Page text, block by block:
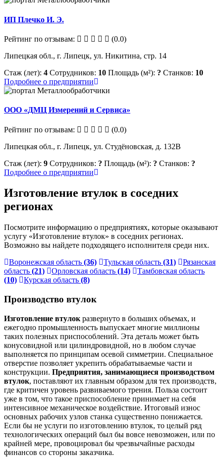
ИП Плечко И. Э.
Рейтинг по отзывам:
(0.0)
Липецкая обл., г. Липецк, ул. Никитина, стр. 14
Стаж (лет): 4 Сотрудников: 10 Площадь (м²): ? Станков: 10
Подробнее о предприятии
ООО «ДМЦ Измерений и Сервиса»
Рейтинг по отзывам:
(0.0)
Липецкая обл., г. Липецк, ул. Студёновская, д. 132В
Стаж (лет): 9 Сотрудников: ? Площадь (м²): ? Станков: ?
Подробнее о предприятии
Изготовление втулок в соседних
регионах
Посмотрите информацию о предприятиях, которые оказывают
услугу «Изготовление втулок» в соседних регионах.
Возможно вы найдете подходящего исполнителя среди них.
Воронежская область (36) Тульская область (31)
Рязанская
область (21) Орловская область (14)
Тамбовская область
(10)
Курская область (8)
Производство втулок
Изготовление втулок развернуто в больших объемах, и
ежегодно промышленность выпускает многие миллионы
таких полезных приспособлений. Эта деталь может быть
конусовидной или цилиндровидной, но в любом случае
выполняется по принципам осевой симметрии. Специальное
отверстие позволяет укрепить обрабатываемые части и
конструкции. Предприятия, занимающиеся производством
втулок, поставляют их главным образом для тех производств,
где критичен уровень развиваемого трения. Польза состоит
уже в том, что такое приспособление принимает на себя
интенсивное механическое воздействие. Итоговый износ
основных рабочих узлов станка существенно понижается.
Если бы не услуги по изготовлению втулок, то целый ряд
технологических операций был бы вовсе невозможен, или по
крайней мере, провоцировал бы чрезвычайные расходы
финансов со стороны заказчика.